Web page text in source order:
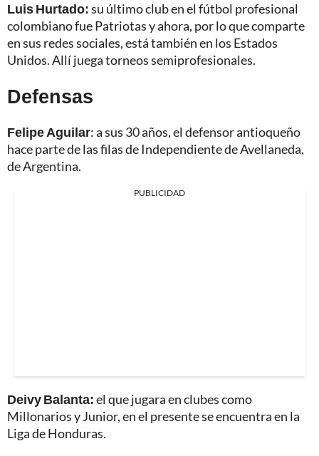
Luis Hurtado:su último club en el fútbol profesional
colombiano fue Patriotas y ahora, por lo que comparte
en sus redes sociales, está también en los Estados
Unidos. Allí juega torneos semiprofesionales.
Defensas
Felipe Aguilar: a sus 30 años, el defensor antioqueño
hace parte de las filas de Independiente de Avellaneda,
de Argentina.
PUBLICIDAD
Deivy Balanta:el que jugara en clubes como
Millonarios y Junior, en el presente se encuentra en la
Liga de Honduras.